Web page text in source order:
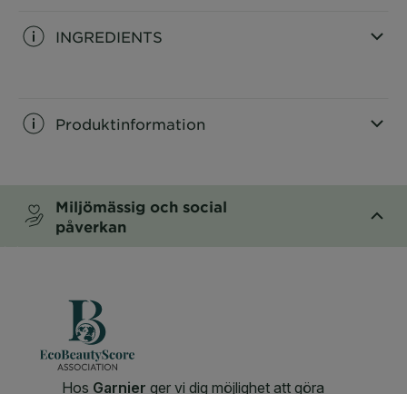
INGREDIENTS
Produktinformation
Miljömässig och social
påverkan